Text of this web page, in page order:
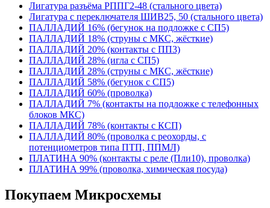
Лигатура разъёма РППГ2-48 (стального цвета)
Лигатура с переключателя ШИВ25, 50 (стального цвета)
ПАЛЛАДИЙ 16% (бегунок на подложке с СП5)
ПАЛЛАДИЙ 18% (струны с МКС, жёсткие)
ПАЛЛАДИЙ 20% (контакты с ПП3)
ПАЛЛАДИЙ 28% (игла с СП5)
ПАЛЛАДИЙ 28% (струны с МКС, жёсткие)
ПАЛЛАДИЙ 58% (бегунок с СП5)
ПАЛЛАДИЙ 60% (проволка)
ПАЛЛАДИЙ 7% (контакты на подложке с телефонных
блоков МКС)
ПАЛЛАДИЙ 78% (контакты с КСП)
ПАЛЛАДИЙ 80% (проволка с реохорды, с
потенциометров типа ПТП, ППМЛ)
ПЛАТИНА 90% (контакты с реле (Пли10), проволка)
ПЛАТИНА 99% (проволка, химическая посуда)
Покупаем Микросхемы